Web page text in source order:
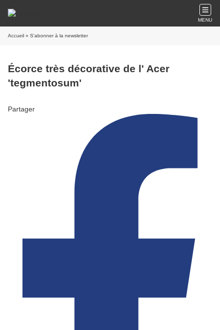
MENU
Accueil » S'abonner à la newsletter
Écorce très décorative de l' Acer
'tegmentosum'
Partager